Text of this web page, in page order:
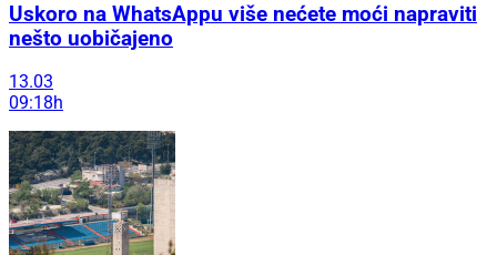
Uskoro na WhatsAppu više nećete moći napraviti
nešto uobičajeno
13.03
09:18h